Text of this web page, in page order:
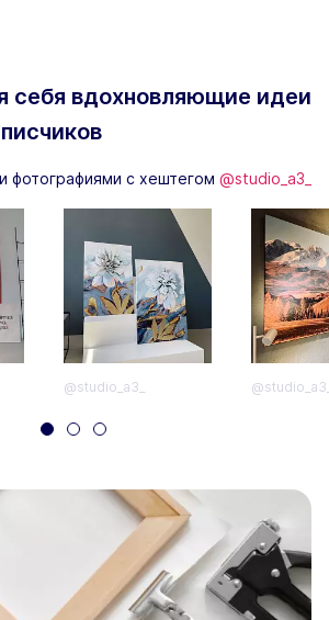
себя вдохновляющие идеи
фотографиями с хештегом @studio_a3_
@studio_a3_